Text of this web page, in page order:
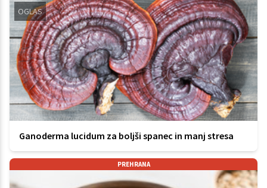
OGLAS
Ganoderma lucidum za boljši spanec in manj stresa
PREHRANA